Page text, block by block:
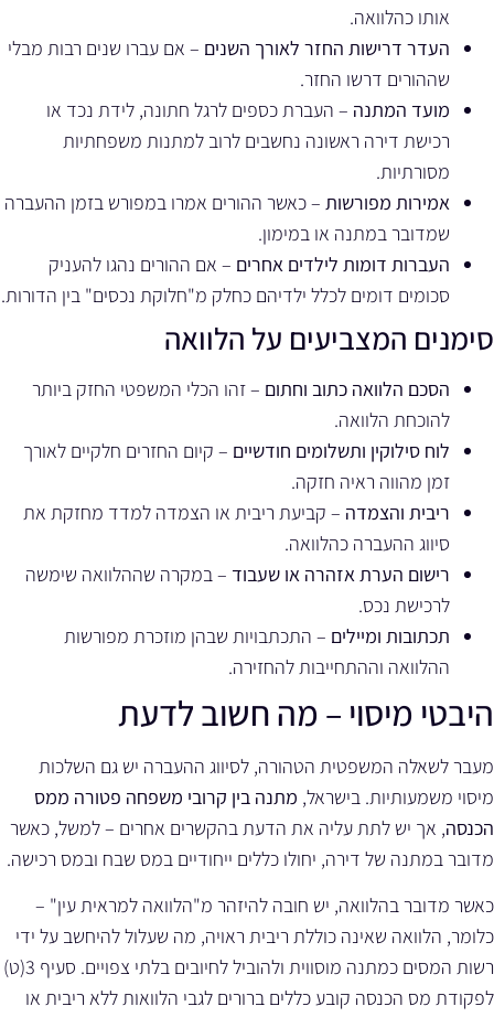
אותו כהלוואה.
העדר דרישות החזר לאורך השנים – אם עברו שנים רבות מבלי
שההורים דרשו החזר.
מועד המתנה – העברת כספים לרגל חתונה, לידת נכד או
רכישת דירה ראשונה נחשבים לרוב למתנות משפחתיות
מסורתיות.
אמירות מפורשות – כאשר ההורים אמרו במפורש בזמן ההעברה
שמדובר במתנה או במימון.
העברות דומות לילדים אחרים – אם ההורים נהגו להעניק
סכומים דומים לכלל ילדיהם כחלק מ"חלוקת נכסים" בין הדורות.
סימנים המצביעים על הלוואה
הסכם הלוואה כתוב וחתום – זהו הכלי המשפטי החזק ביותר
להוכחת הלוואה.
לוח סילוקין ותשלומים חודשיים – קיום החזרים חלקיים לאורך
זמן מהווה ראיה חזקה.
ריבית והצמדה – קביעת ריבית או הצמדה למדד מחזקת את
סיווג ההעברה כהלוואה.
רישום הערת אזהרה או שעבוד – במקרה שההלוואה שימשה
לרכישת נכס.
תכתובות ומיילים – התכתבויות שבהן מוזכרת מפורשות
ההלוואה וההתחייבות להחזירה.
היבטי מיסוי – מה חשוב לדעת
מעבר לשאלה המשפטית הטהורה, לסיווג ההעברה יש גם השלכות
מיסוי משמעותיות. בישראל, מתנה בין קרובי משפחה פטורה ממס
הכנסה, אך יש לתת עליה את הדעת בהקשרים אחרים – למשל, כאשר
מדובר במתנה של דירה, יחולו כללים ייחודיים במס שבח ובמס רכישה.
כאשר מדובר בהלוואה, יש חובה להיזהר מ"הלוואה למראית עין" –
כלומר, הלוואה שאינה כוללת ריבית ראויה, מה שעלול להיחשב על ידי
רשות המסים כמתנה מוסווית ולהוביל לחיובים בלתי צפויים. סעיף 3(ט)
לפקודת מס הכנסה קובע כללים ברורים לגבי הלוואות ללא ריבית או